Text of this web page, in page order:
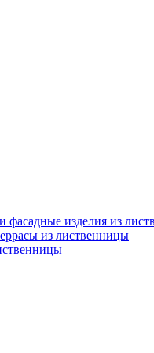
фасадные изделия из
из лиственницы